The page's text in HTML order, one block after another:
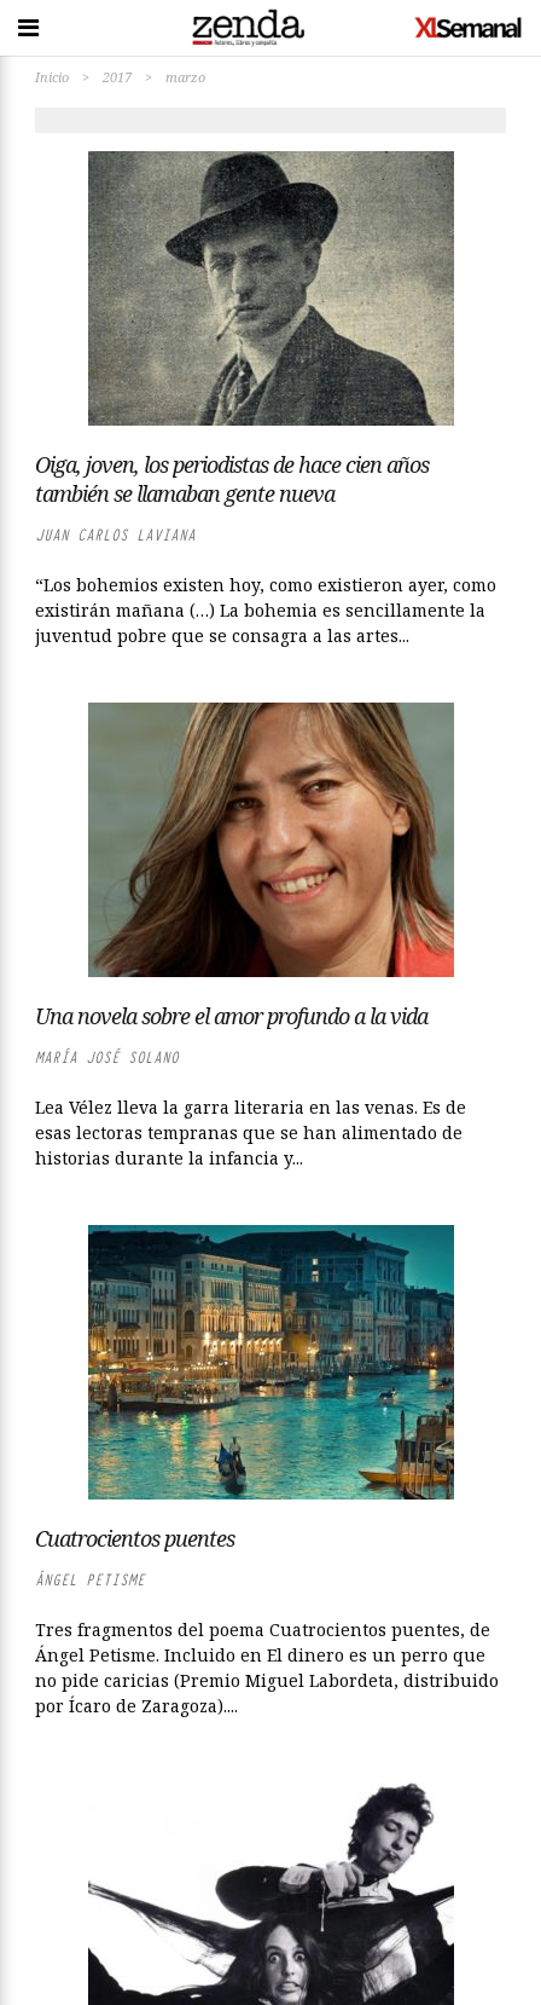
Inicio > 2017 > marzo
Oiga, joven, los periodistas de hace cien años
también se llamaban gente nueva
JUAN CARLOS LAVIANA
“Los bohemios existen hoy, como existieron ayer, como
existirán mañana (…) La bohemia es sencillamente la
juventud pobre que se consagra a las artes...
Una novela sobre el amor profundo a la vida
MARÍA JOSÉ SOLANO
Lea Vélez lleva la garra literaria en las venas. Es de
esas lectoras tempranas que se han alimentado de
historias durante la infancia y...
Cuatrocientos puentes
ÁNGEL PETISME
Tres fragmentos del poema Cuatrocientos puentes, de
Ángel Petisme. Incluido en El dinero es un perro que
no pide caricias (Premio Miguel Labordeta, distribuido
por Ícaro de Zaragoza)....